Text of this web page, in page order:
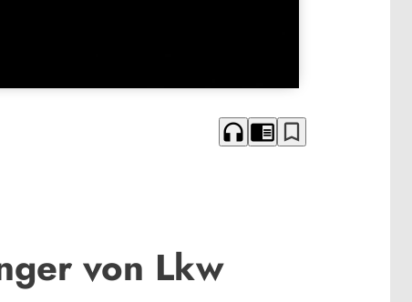
headphones chrome_reader_mode bookmark_border
von Lkw